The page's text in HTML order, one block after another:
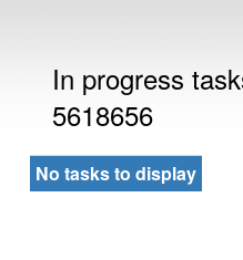
In progress
5618656
No tasks to display